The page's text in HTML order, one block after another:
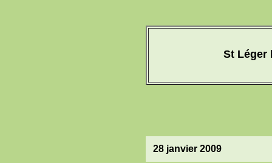
St Léger
28 janvier 2009